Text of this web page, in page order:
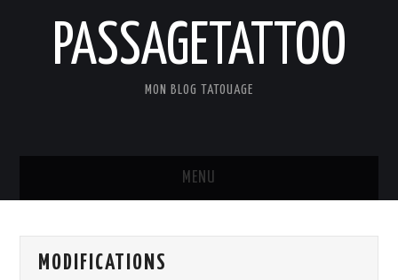
PASSAGETATTOO
MON BLOG TATOUAGE
MENU
BLOG
MODIFICATIONS